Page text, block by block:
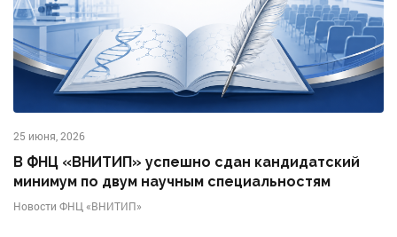
25 июня, 2026
В ФНЦ «ВНИТИП» успешно сдан кандидатский
минимум по двум научным специальностям
Новости ФНЦ «ВНИТИП»